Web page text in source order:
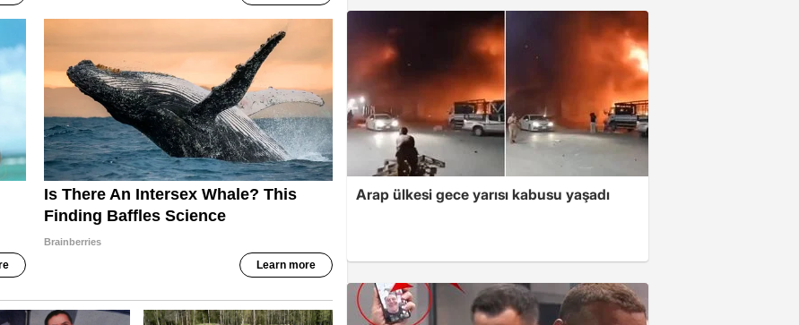
Arap ülkesi gece yarısı kabusu yaşadı